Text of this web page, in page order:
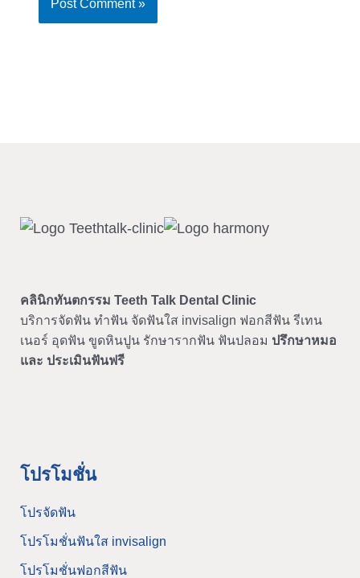
คลินิกทันตกรรม Teeth Talk Dental Clinic
บริการจัดฟัน ทำฟัน จัดฟันใส invisalign ฟอกสีฟัน รีเทน
เนอร์ อุดฟัน ขูดหินปูน รักษารากฟัน ฟันปลอม ปรึกษาหมอ
และ ประเมินฟันฟรี
โปรโมชั่น
โปรจัดฟัน
โปรโมชั่นฟันใส invisalign
โปรโมชั่นฟอกสีฟัน